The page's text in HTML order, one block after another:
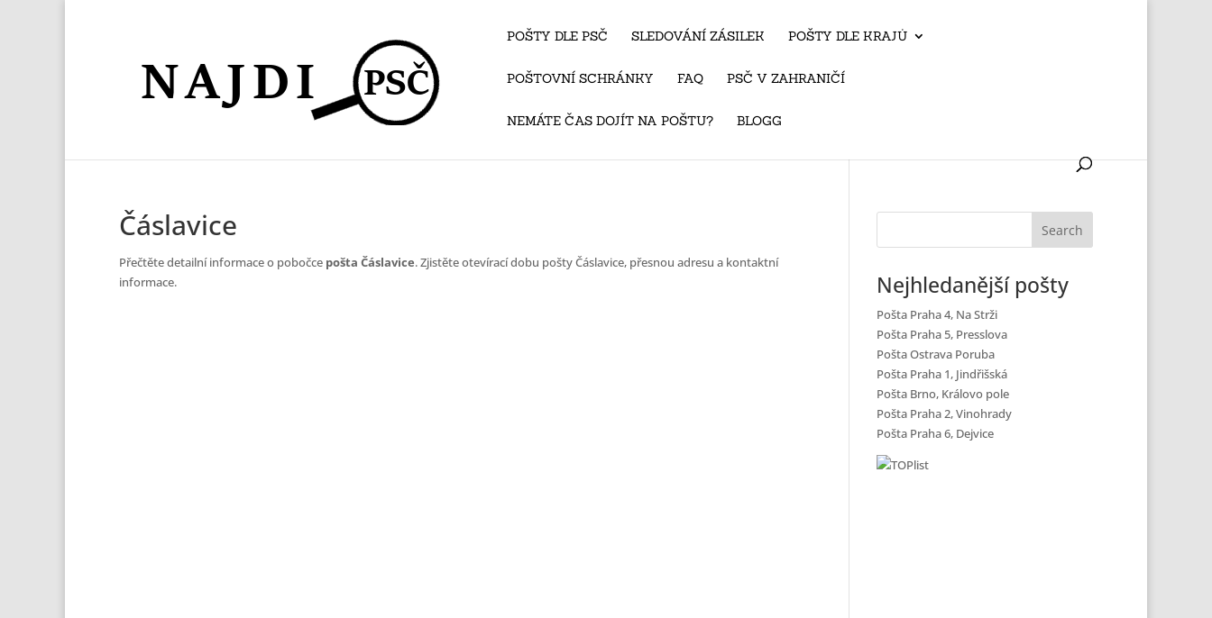
POŠTY DLE PSČ SLEDOVÁNÍ ZÁSILEK POŠTY DLE KRAJŮ
POŠTOVNÍ SCHRÁNKY FAQ PSČ V ZAHRANIČÍ
NEMÁTE ČAS DOJÍT NA POŠTU? BLOGG
Čáslavice
Přečtěte detailní informace o pobočce pošta Čáslavice. Zjistěte otevírací dobu pošty Čáslavice, přesnou adresu a kontaktní
informace.
Nejhledanější pošty
Pošta Praha 4, Na Strži
Pošta Praha 5, Presslova
Pošta Ostrava Poruba
Pošta Praha 1, Jindřišská
Pošta Brno, Královo pole
Pošta Praha 2, Vinohrady
Pošta Praha 6, Dejvice